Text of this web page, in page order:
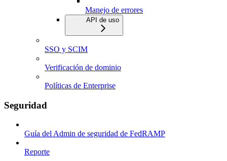
Manejo de errores
API de uso
SSO y SCIM
Verificación de dominio
Políticas de Enterprise
Seguridad
Guía del Admin de seguridad de FedRAMP
Reporte